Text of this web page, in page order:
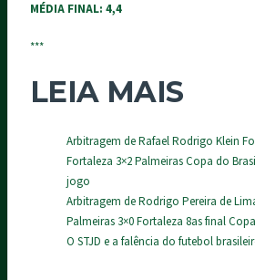
MÉDIA FINAL: 4,4
***
LEIA MAIS
Arbitragem de Rafael Rodrigo Klein
Fortaleza 3×2 Palmeiras Copa do
jogo
Arbitragem de Rodrigo Pereira de
Palmeiras 3×0 Fortaleza 8as final
O STJD e a falência do futebol